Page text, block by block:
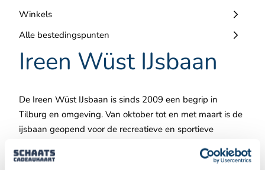
Winkels
Alle bestedingspunten
Ireen Wüst IJsbaan
De Ireen Wüst IJsbaan is sinds 2009 een begrip in
Tilburg en omgeving. Van oktober tot en met maart is de
ijsbaan geopend voor de recreatieve en sportieve
beginnende als gevorderde schaatser plezier kunt